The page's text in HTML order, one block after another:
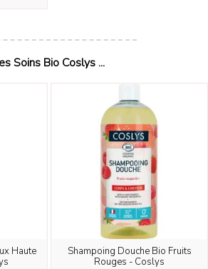
Soins Bio Coslys ...
Haute
Shampoing Douche Bio Fruits
Rouges - Coslys